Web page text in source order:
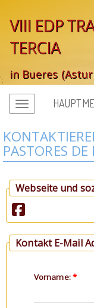
VIII EDP
TERCIA
in Bueres
';
PASTORES
Webseite und
Kontakt E-Mail
Vorname:*